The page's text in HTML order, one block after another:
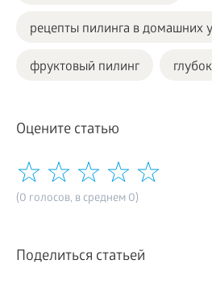
рецепты пилинга в домашних
фруктовый пилинг
Оцените статью
(0 голосов, в среднем 0)
Поделиться статьей